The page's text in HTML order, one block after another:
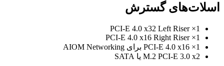
اسلات‌های گسترش
1× PCI-E 4.0 x32 Left Riser
1× PCI-E 4.0 x16 Right Riser
1× PCI-E 4.0 x16 برای AIOM Networking
M.2 PCI-E 3.0 x2 یا SATA